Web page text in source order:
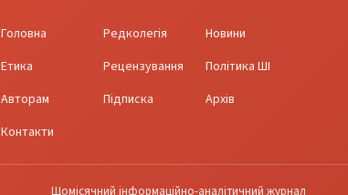
Головна Редколегія
Новини
Етика
Рецензування
Політика ШІ
Авторам
Підписка
Архів
Контакти
Щомісячний інформаційно-аналітичний журнал